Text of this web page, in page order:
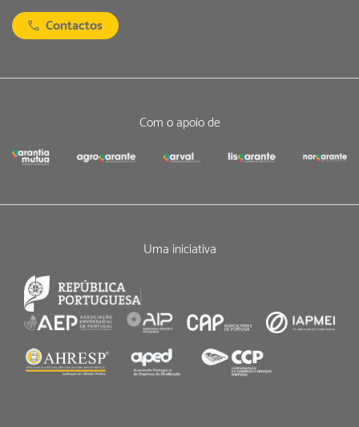
Contactos
Com o apoio de
Uma iniciativa